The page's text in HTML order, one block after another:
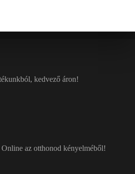
kedvező áron!
az otthonod kényelméből!